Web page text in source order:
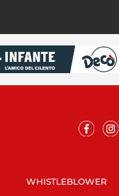
WHISTLEBLOWER